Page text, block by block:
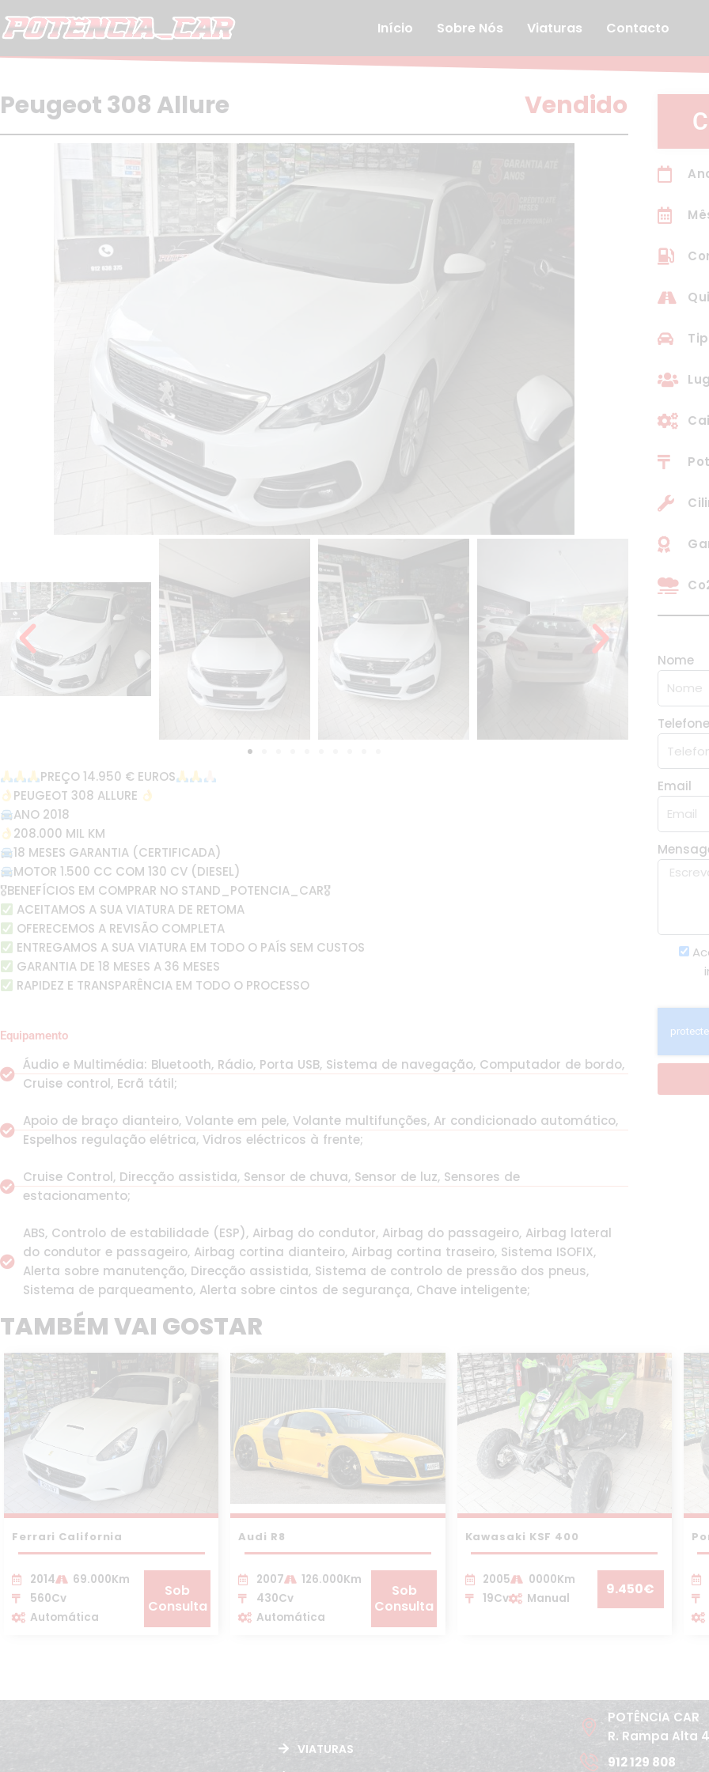
to
Início Sobre Nós Viaturas Contacto
Peugeot 308 Allure Vendido
PREÇO 14.950 € EUROS
PEUGEOT 308 ALLURE
ANO 2018
208.000 MIL KM
18 MESES GARANTIA (CERTIFICADA)
MOTOR 1.500 CC COM 130 CV (DIESEL)
🎖BENEFÍCIOS EM COMPRAR NO STAND_POTENCIA_CAR🎖
ACEITAMOS A SUA VIATURA DE RETOMA
OFERECEMOS A REVISÃO COMPLETA
ENTREGAMOS A SUA VIATURA EM TODO O PAÍS SEM CUSTOS
GARANTIA DE 18 MESES A 36 MESES
RAPIDEZ E TRANSPARÊNCIA EM TODO O PROCESSO
Equipamento
Áudio e Multimédia: Bluetooth, Rádio, Porta USB, Sistema de navegação, Computador de bordo,
Cruise control, Ecrã tátil;
Apoio de braço dianteiro, Volante em pele, Volante multifunções, Ar condicionado automático,
Espelhos regulação elétrica, Vidros eléctricos à frente;
Cruise Control, Direcção assistida, Sensor de chuva, Sensor de luz, Sensores de
estacionamento;
ABS, Controlo de estabilidade (ESP), Airbag do condutor, Airbag do passageiro, Airbag lateral
do condutor e passageiro, Airbag cortina dianteiro, Airbag cortina traseiro, Sistema ISOFIX,
Alerta sobre manutenção, Direcção assistida, Sistema de controlo de pressão dos pneus,
Sistema de parqueamento, Alerta sobre cintos de segurança, Chave inteligente;
Nome
Telefone
Email
TAMBÉM VAI GOSTAR
Ferrari California
2014
69.000Km
560Cv
Automática
Sob
Consulta
Audi R8
2007
126.000Km
430Cv
Automática
Sob
Consulta
Kawasaki KSF 400
2005
0000Km
19Cv
Manual
9.450€
VIATURAS
POTÊNCIA CAR
R. Rampa Alta
912 129 808